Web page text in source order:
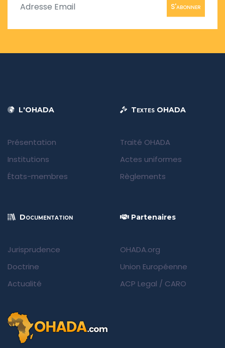
S'abonner
L'OHADA
Présentation
Institutions
États-membres
Textes OHADA
Traité OHADA
Actes uniformes
Règlements
Documentation
Jurisprudence
Doctrine
Actualité
Partenaires
OHADA.org
Union Européenne
ACP Legal / CARO